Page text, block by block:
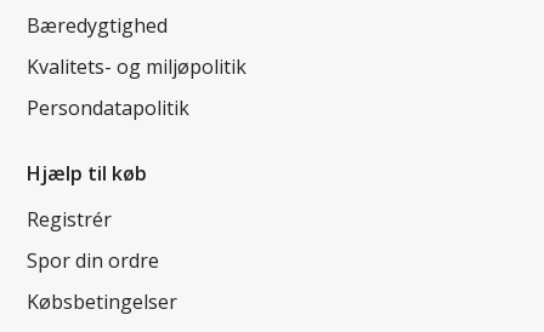
Bæredygtighed
Kvalitets- og miljøpolitik
Persondatapolitik
Hjælp til køb
Registrér
Spor din ordre
Købsbetingelser